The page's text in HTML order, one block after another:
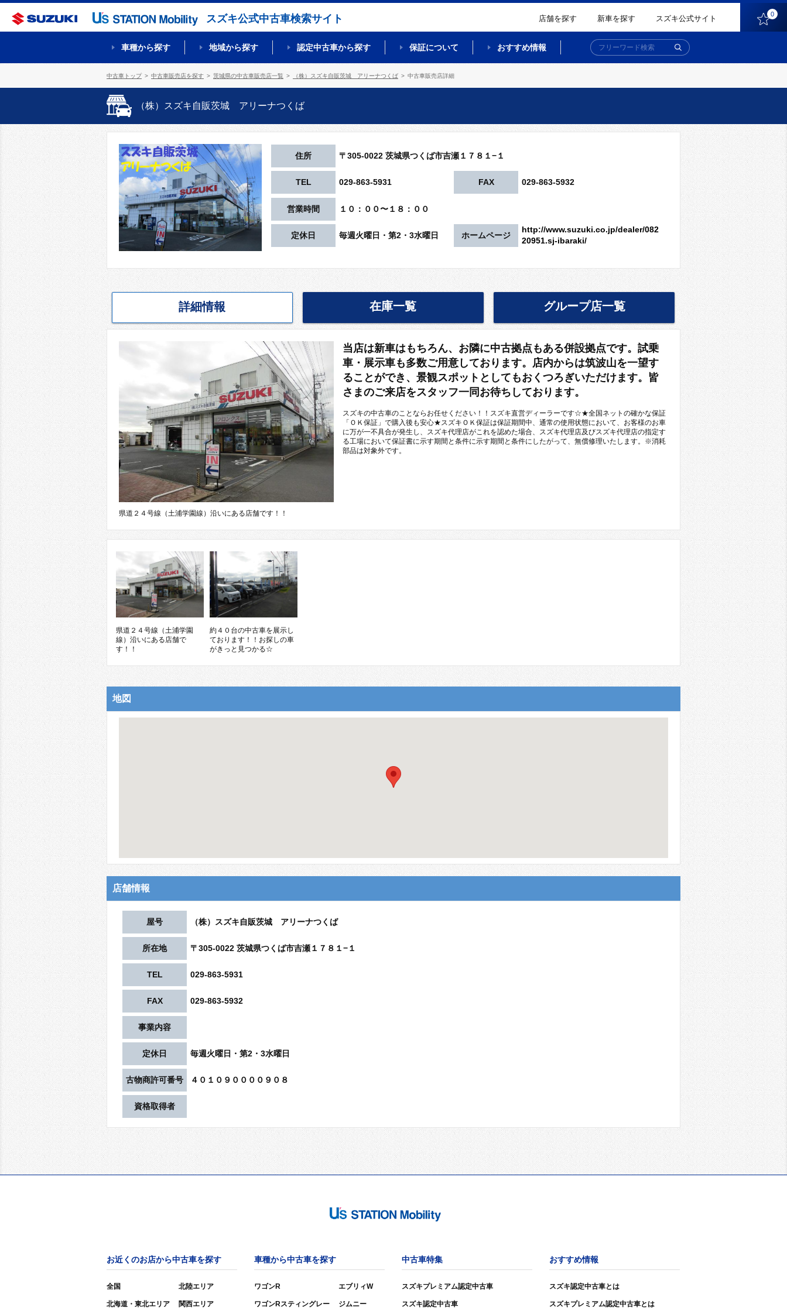
スズキ公式中古車検索サイト 店舗を探す 新車を探す スズキ公式サイト 0
車種から探す 地域から探す 認定中古車から探す 保証について おすすめ情報
中古車トップ 中古車販売店を探す 茨城県の中古車販売店一覧 （株）スズキ自販茨城 アリーナつくば 中古車販売店詳細
（株）スズキ自販茨城 アリーナつくば
住所 〒305-0022 茨城県つくば市吉瀬１７８１−１
TEL 029-863-5931 FAX 029-863-5932
営業時間 １０：００〜１８：００
定休日 毎週火曜日・第2・3水曜日 ホームページ
http://www.suzuki.co.jp/dealer/082
20951.sj-ibaraki/
詳細情報 在庫一覧 グループ店一覧
県道２４号線（土浦学園線）沿いにある店舗です！！
当店は新車はもちろん、お隣に中古拠点もある併設拠点です。試乗
車・展示車も多数ご用意しております。店内からは筑波山を一望す
ることができ、景観スポットとしてもおくつろぎいただけます。皆
さまのご来店をスタッフ一同お待ちしております。
スズキの中古車のことならお任せください！！スズキ直営ディーラーです☆★全国ネットの確かな保証
「ＯＫ保証」で購入後も安心★スズキＯＫ保証は保証期間中、通常の使用状態において、お客様のお車
に万が一不具合が発生し、スズキ代理店がこれを認めた場合、スズキ代理店及びスズキ代理店の指定す
る工場において保証書に示す期間と条件に示す期間と条件にしたがって、無償修理いたします。※消耗
部品は対象外です。
県道２４号線（土浦学園
線）沿いにある店舗で
す！！
約４０台の中古車を展示し
ております！！お探しの車
がきっと見つかる☆
地図
店舗情報
屋号 （株）スズキ自販茨城 アリーナつくば
所在地 〒305-0022 茨城県つくば市吉瀬１７８１−１
TEL 029-863-5931
FAX 029-863-5932
事業内容
定休日 毎週火曜日・第2・3水曜日
古物商許可番号 ４０１０９００００９０８
資格取得者
お近くのお店から中古車を探す
全国
北海道・東北エリア
北陸エリア
関西エリア
車種から中古車を探す
ワゴンR
ワゴンRスティングレー
エブリィW
ジムニー
中古車特集
スズキプレミアム認定中古車
スズキ認定中古車
おすすめ情報
スズキ認定中古車とは
スズキプレミアム認定中古車とは